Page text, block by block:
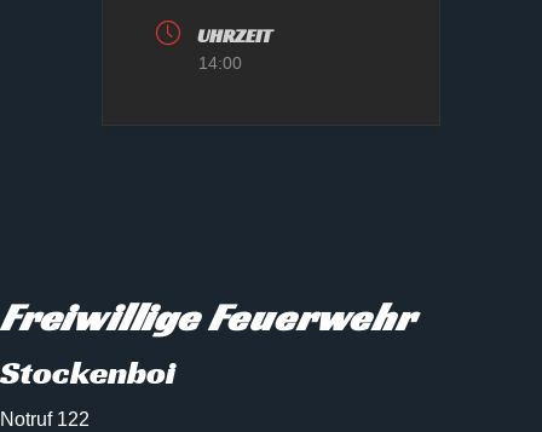
UHRZEIT
14:00
Freiwillige Feuerwehr
Stockenboi
Notruf 122